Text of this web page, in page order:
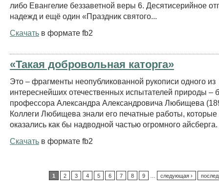
либо Евангелие беззаветной веры 6. Десятисерийное
надежд и ещё один «Праздник святого...
Скачать в формате fb2
«Такая добровольная каторга»
Это – фрагменты неопубликованной рукописи одного из
интереснейших отечественных испытателей природы –
профессора Александра Александровича Любищева
Коллеги Любищева знали его печатные работы, которые
оказались как бы надводной частью огромного
Скачать в формате fb2
1 2 3 4 5 6 7 8 9 следующая ›